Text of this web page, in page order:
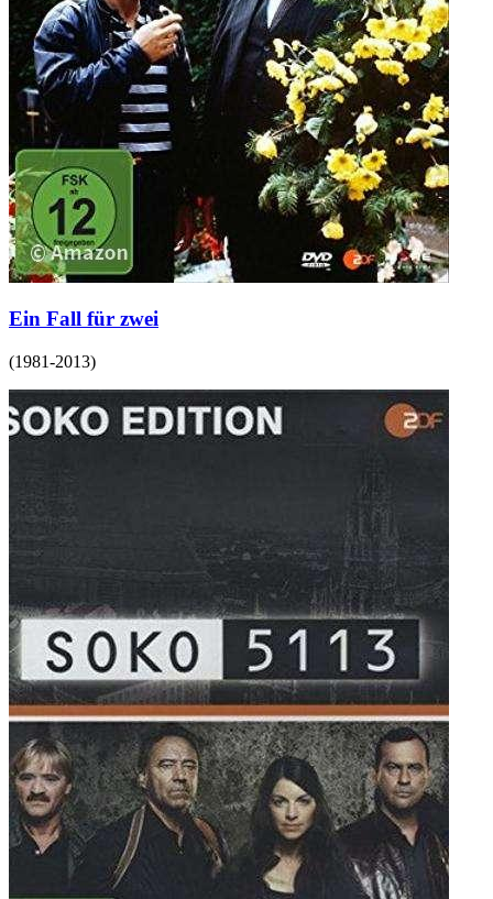
Ein Fall für zwei
(1981-2013)